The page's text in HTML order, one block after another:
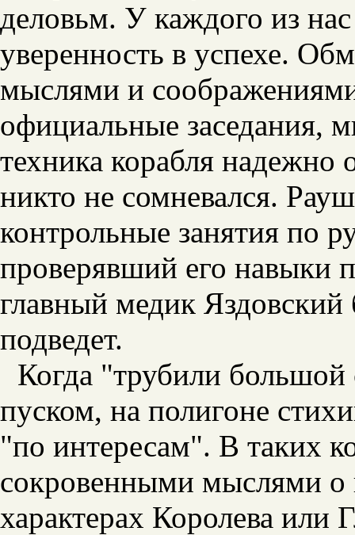
деловьм. У каждого из
уверенность в успехе.
мыслями и
официальные заседания,
техника корабля надежно
никто не сомневался.
контрольные занятия по
проверявший его навыки
главный медик
подведет.
Когда "трубили большой
пуском, на полигоне
"по интересам". В таких
сокровенными мыслями о
характерах Королева или